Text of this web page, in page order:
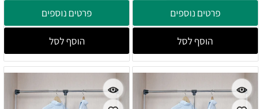
פרטים נוספים
הוסף לסל
פרטים נוספים
הוסף לסל